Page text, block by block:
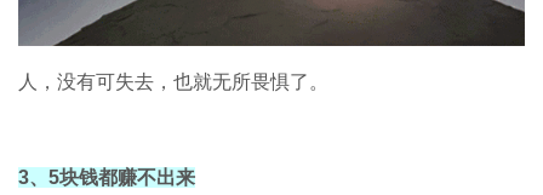
人，没有可失去，也就无所畏惧了。
3、5块钱都赚不出来